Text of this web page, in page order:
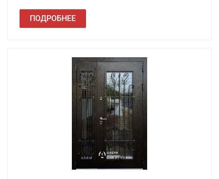
Наименование вида
Цена, руб.
Установка входной
двери в готовый проем
от 3500
Демонтаж старой
деревянной двери
от 600
Демонтаж старой
металлической двери
ПОДРОБНЕЕ